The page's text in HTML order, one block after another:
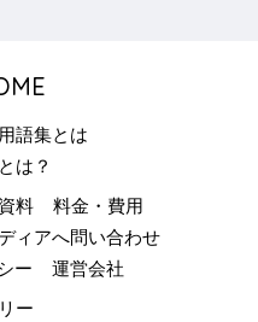
語集とは
は？
料
料金・費用
ィアへ問い合わせ
ー
運営会社
ー